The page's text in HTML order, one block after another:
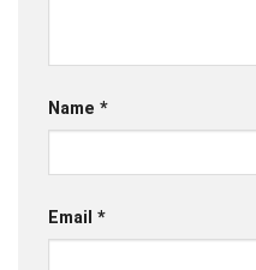
Name *
Email *